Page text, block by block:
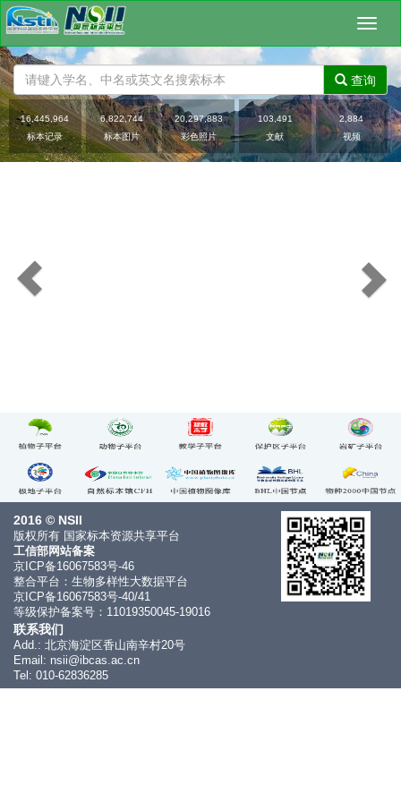
查询
16,445,964
标本记录
6,822,744
标本图片
20,297,883
彩色照片
103,491
文献
2,884
视频
Previous
2016 © NSII
版权所有 国家标本资源共享平台
工信部网站备案
京ICP备16067583号-46
整合平台：生物多样性大数据平台
京ICP备16067583号-40/41
等级保护备案号：11019350045-19016
联系我们
Add.: 北京海淀区香山南辛村20号
Email: nsii@ibcas.ac.cn
Tel: 010-62836285